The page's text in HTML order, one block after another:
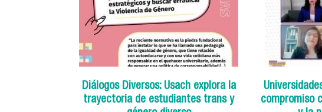
Diálogos Diversos: Usach explora la
trayectoria de estudiantes trans y
compromiso